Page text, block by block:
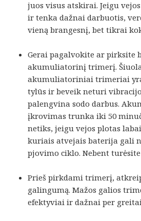
juos visus atskirai. Jeigu
ir tenka dažnai darbuotis,
vieną brangesnį, bet tikrai
Gerai pagalvokite ar pirksite
akumuliatorinį trimerį.
akumuliatoriniai trimeriai
tylūs ir beveik neturi
palengvina sodo darbus.
įkrovimas trunka iki 50
netiks, jeigu vejos plotas
kuriais atvejais baterija gali
pjovimo ciklo. Nebent
Prieš pirkdami trimerį,
galingumą. Mažos galios
efektyviai ir dažnai per